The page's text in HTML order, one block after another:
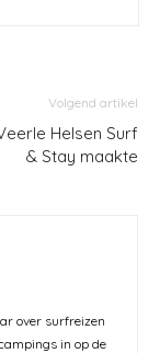
Volgend artikel
Helsen Surf
& Stay maakte
over surfreizen
in op de